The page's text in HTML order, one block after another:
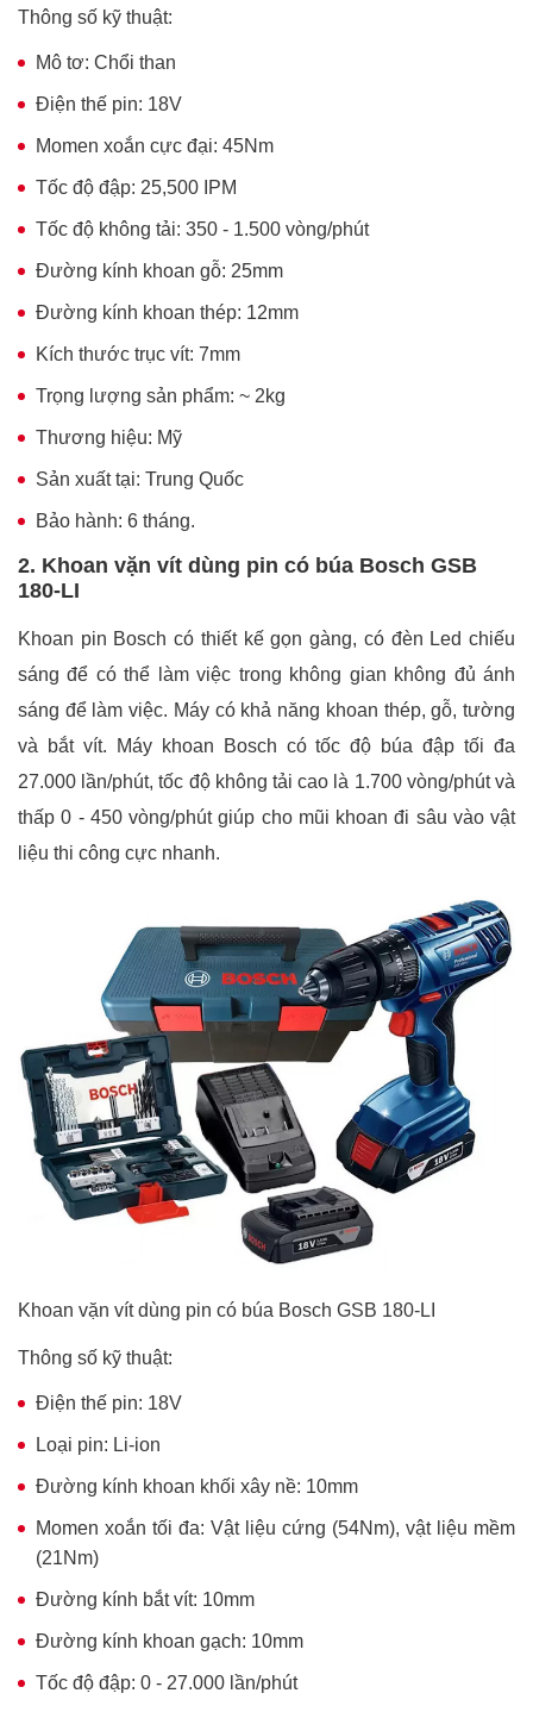
Thông số kỹ thuật:
Mô tơ: Chổi than
Điện thế pin: 18V
Momen xoắn cực đại: 45Nm
Tốc độ đập: 25,500 IPM
Tốc độ không tải: 350 - 1.500 vòng/phút
Đường kính khoan gỗ: 25mm
Đường kính khoan thép: 12mm
Kích thước trục vít: 7mm
Trọng lượng sản phẩm: ~ 2kg
Thương hiệu: Mỹ
Sản xuất tại: Trung Quốc
Bảo hành: 6 tháng.
2. Khoan vặn vít dùng pin có búa Bosch GSB
180-LI
Khoan pin Bosch có thiết kế gọn gàng, có đèn Led chiếu
sáng để có thể làm việc trong không gian không đủ ánh
sáng để làm việc. Máy có khả năng khoan thép, gỗ, tường
và bắt vít. Máy khoan Bosch có tốc độ búa đập tối đa
27.000 lần/phút, tốc độ không tải cao là 1.700 vòng/phút và
thấp 0 - 450 vòng/phút giúp cho mũi khoan đi sâu vào vật
liệu thi công cực nhanh.
Khoan vặn vít dùng pin có búa Bosch GSB 180-LI
Thông số kỹ thuật:
Điện thế pin: 18V
Loại pin: Li-ion
Đường kính khoan khối xây nề: 10mm
Momen xoắn tối đa: Vật liệu cứng (54Nm), vật liệu mềm
(21Nm)
Đường kính bắt vít: 10mm
Đường kính khoan gạch: 10mm
Tốc độ đập: 0 - 27.000 lần/phút